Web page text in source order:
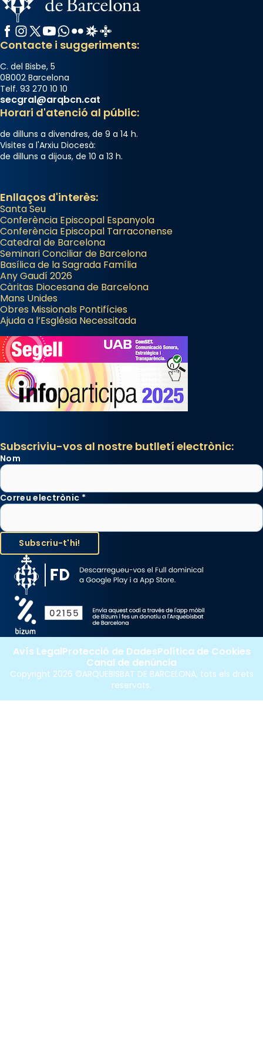
Facebook
Instagram
X / Twitter
YouTube
WhatsApp
FlickrRadio Estel
Catalunya Cristiana
Contacte i suggeriments:
C. del Bisbe, 5
08002 Barcelona
Telf. 93 270 10 10
secgral@arqbcn.cat
Horari d'atenció al públic:
de dilluns a divendres, de 9 a 14 h.
Visites a l'Arxiu Diocesà:
de dilluns a dijous, de 10 a 13 h.
Enllaços d'interès:
Santa Seu
Conferència Episcopal Espanyola
Conferència Episcopal Tarraconense
Catedral de Barcelona
Seminari Conciliar de Barcelona
Basílica de la Sagrada Família
Any Gaudí 2026
Càritas Diocesana de Barcelona
Mans Unides
Obres Missionals Pontifícies
Ajuda a l’Església Necessitada
Subscriviu-vos al nostre butlletí electrònic:
Nom
Correu electrònic *
Copyright 2026 ©ARQUEBISBAT DE BARCELONA, tots els drets
reservats.
Avís LegalProtecció de DadesPolítica de Cookies
Canal de denúncia